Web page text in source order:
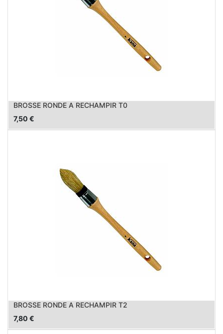
BROSSE RONDE A RECHAMPIR T0
7,50 €
BROSSE RONDE A RECHAMPIR T2
7,80 €